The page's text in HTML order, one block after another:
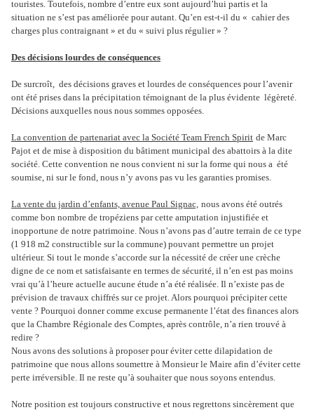
touristes. Toutefois, nombre d’entre eux sont aujourd’hui partis et la
situation ne s’est pas améliorée pour autant. Qu’en est-t-il du « cahier des
charges plus contraignant » et du « suivi plus régulier » ?
Des décisions lourdes de conséquences
De surcroît, des décisions graves et lourdes de conséquences pour l’avenir
ont été prises dans la précipitation témoignant de la plus évidente légèreté.
Décisions auxquelles nous nous sommes opposées.
La convention de partenariat avec la Société Team French Spirit de Marc
Pajot et de mise à disposition du bâtiment municipal des abattoirs à la dite
société. Cette convention ne nous convient ni sur la forme qui nous a été
soumise, ni sur le fond, nous n’y avons pas vu les garanties promises.
La vente du jardin d’enfants, avenue Paul Signac, nous avons été outrés
comme bon nombre de tropéziens par cette amputation injustifiée et
inopportune de notre patrimoine. Nous n’avons pas d’autre terrain de ce type
(1 918 m2 constructible sur la commune) pouvant permettre un projet
ultérieur. Si tout le monde s’accorde sur la nécessité de créer une crèche
digne de ce nom et satisfaisante en termes de sécurité, il n’en est pas moins
vrai qu’à l’heure actuelle aucune étude n’a été réalisée. Il n’existe pas de
prévision de travaux chiffrés sur ce projet. Alors pourquoi précipiter cette
vente ? Pourquoi donner comme excuse permanente l’état des finances alors
que la Chambre Régionale des Comptes, après contrôle, n’a rien trouvé à
redire ?
Nous avons des solutions à proposer pour éviter cette dilapidation de
patrimoine que nous allons soumettre à Monsieur le Maire afin d’éviter cette
perte irréversible. Il ne reste qu’à souhaiter que nous soyons entendus.
Notre position est toujours constructive et nous regrettons sincèrement que